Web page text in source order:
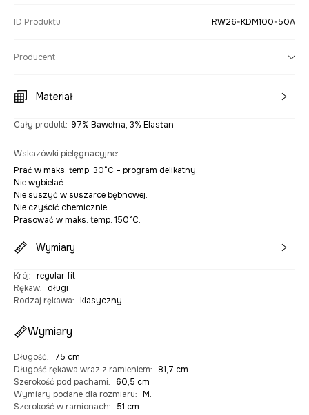
ID Produktu RW26-KDM100-50A
Producent
Materiał
Cały produkt: 97% Bawełna, 3% Elastan
Wskazówki pielęgnacyjne:
Prać w maks. temp. 30°C – program delikatny.
Nie wybielać.
Nie suszyć w suszarce bębnowej.
Nie czyścić chemicznie.
Prasować w maks. temp. 150°C.
Wymiary
Krój: regular fit
Rękaw:
długi
Rodzaj rękawa: klasyczny
Wymiary
Długość:
75 cm
Długość rękawa wraz z ramieniem:
81,7 cm
Szerokość pod pachami:
60,5 cm
Wymiary podane dla rozmiaru: M.
Szerokość w ramionach: 51 cm